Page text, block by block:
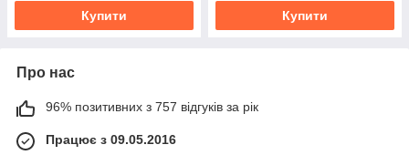
Купити Купити
Про нас
96% позитивних з 757 відгуків за рік
Працює з 09.05.2016